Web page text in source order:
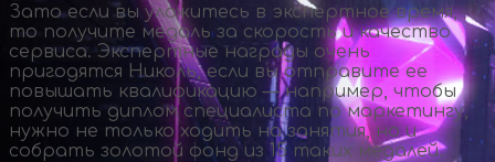
Зато если вы уложитесь в экспертное время,
то получите медаль за скорость и качество
сервиса. Экспертные награды очень
пригодятся Николь, если вы отправите ее
повышать квалификацию — например, чтобы
получить диплом специалиста по маркетингу,
нужно не только ходить на занятия, но и
собрать золотой фонд из 15 таких медалей.